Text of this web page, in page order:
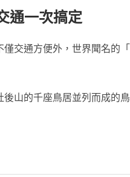
通一次搞定
交通方便外，世界聞名的「
山的千座鳥居並列而成的